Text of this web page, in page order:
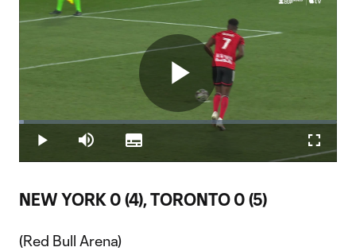
Play
Video
Play Mute
Loaded:
1.41%
Subtitles
NEW YORK 0 (4), TORONTO 0 (5)
(Red Bull Arena)